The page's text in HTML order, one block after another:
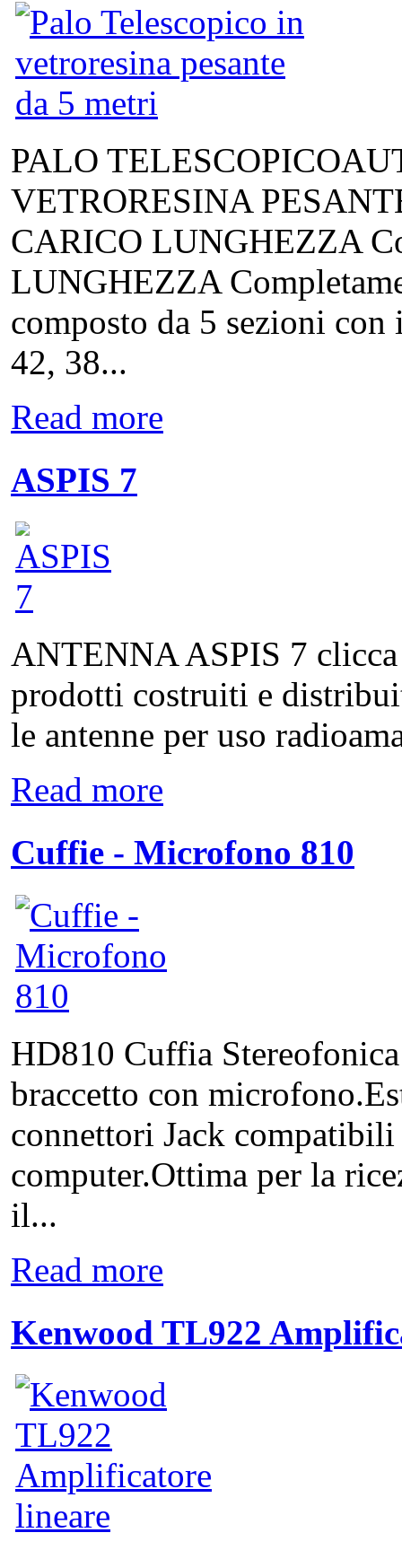
PALO
VETRORESINA
CARICO LUNGHEZZA
LUNGHEZZA
composto da 5 sezioni
42, 38...
Read more
ASPIS 7
ANTENNA ASPIS 7
prodotti costruiti e
le antenne per uso
Read more
Cuffie - Microfono 810
HD810 Cuffia
braccetto con
connettori Jack compatibili
computer.Ottima per la
il...
Read more
Kenwood TL922